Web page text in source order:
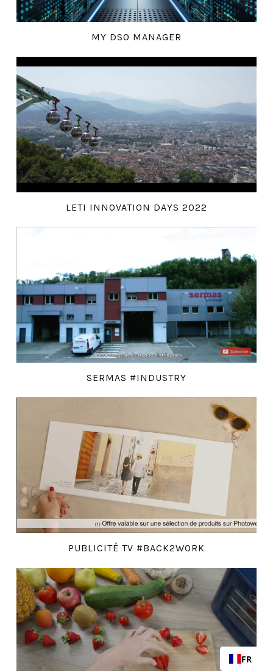
MY DSO MANAGER
LETI INNOVATION DAYS 2022
SERMAS #INDUSTRY
PUBLICITÉ TV #BACK2WORK
FR